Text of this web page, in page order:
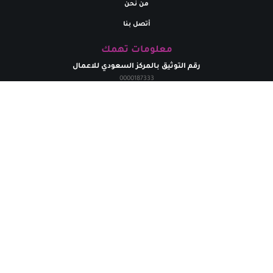
من نحن
أتصل بنا
معلومات تهمك
رقم التوثيق بالمركز السعودي للاعمال
0000187333